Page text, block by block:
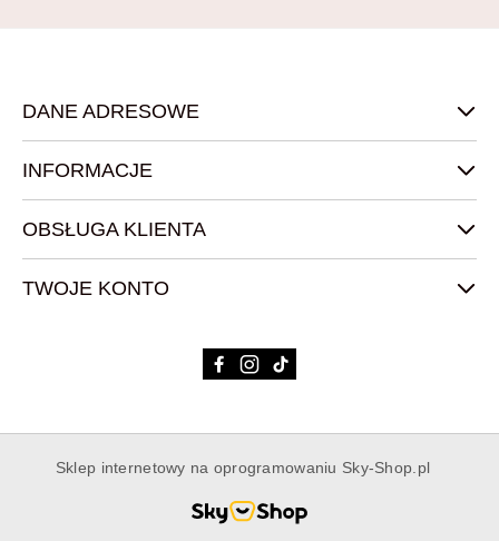
DANE ADRESOWE
INFORMACJE
OBSŁUGA KLIENTA
TWOJE KONTO
Sklep internetowy na oprogramowaniu Sky-Shop.pl